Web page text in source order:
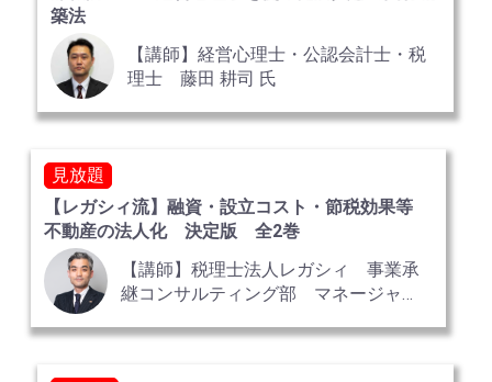
築法
【講師】経営心理士・公認会計士・税
理士 藤田 耕司 氏
見放題
【レガシィ流】融資・設立コスト・節税効果等
不動産の法人化 決定版 全2巻
【講師】税理士法人レガシィ 事業承
継コンサルティング部 マネージャ